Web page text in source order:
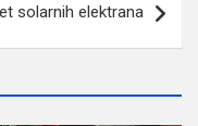
solarnih elektrana